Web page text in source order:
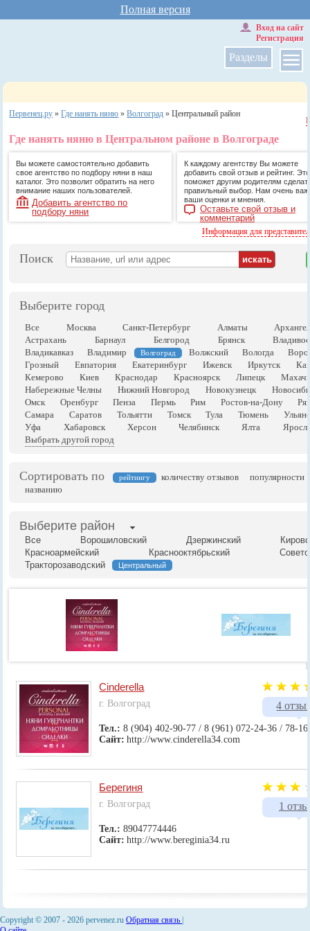
Полная версия
Разделы
Вход на сайт
Регистрация
Первенец.ру »Где нанять няню »Волгоград »Центральный район
Где нанять няню в Центральном районе в Волгограде
Вы можете самостоятельно добавить
свое агентство по подбору няни в наш
каталог. Это позволит обратить на него
внимание наших пользователей.
Добавить агентство по
подбору няни
К каждому агентству Вы можете
добавить свой отзыв и рейтинг. Это
поможет другим родителям
правильный выбор. Нам очень
ваши оценки и мнения.
Оставьте свой отзыв и
комментарий
Информация для
Поиск
Выберите город
Все Москва Санкт-Петербург Алматы
Астрахань
Барнаул Белгород Брянск
Владикавказ
Владимир Волгоград Волжский Вологда
Грозный
Евпатория Екатеринбург Ижевск Иркутск
Кемерово
Киев Краснодар Красноярск Липецк
Набережные Челны
Нижний Новгород Новокузнецк
Омск
Оренбург Пенза Пермь Рим Ростов-на-Дону
Самара
Саратов Тольятти Томск Тула Тюмень
Уфа
Хабаровск Херсон Челябинск Ялта
Выбрать другой город
Сортировать по рейтингу количеству отзывов
популярности
названию
Выберите район
Все Ворошиловский Дзержинский
Красноармейский
Краснооктябрьский
Тракторозаводский
Центральный
4
Cinderella
г. Волгоград
Тел.:8 (904) 402-90-77 / 8 (961) 072-24-36 / 78-
Сайт: http://www.cinderella34.com
1
Берегиня
г. Волгоград
Тел.:89047774446
Сайт: http://www.bereginia34.ru
Copyright © 2007 - 2026 pervenez.ru Обратная связь